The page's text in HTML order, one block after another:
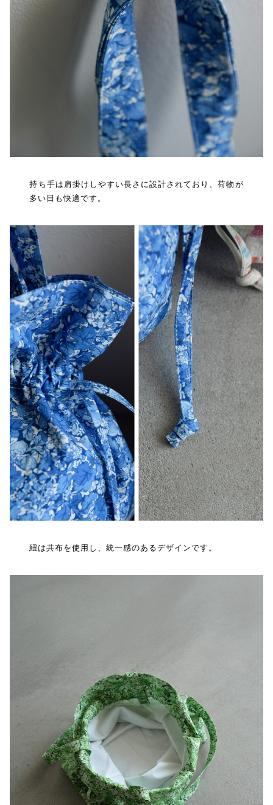
持ち手は肩掛けしやすい長さに設計されており、荷物が
多い日も快適です。
紐は共布を使用し、統一感のあるデザインです。